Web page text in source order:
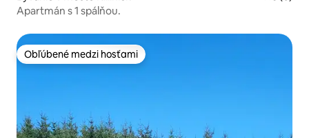
Apartmán s 1 spálňou.
Obľúbené medzi hosťami
Obľúbené medzi hosťami